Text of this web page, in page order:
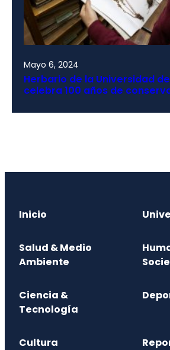
Mayo 6, 2024
Herbario de la Universidad
celebra 100 años de
Inicio
Salud & Medio
Ambiente
Ciencia &
Tecnología
Cultura